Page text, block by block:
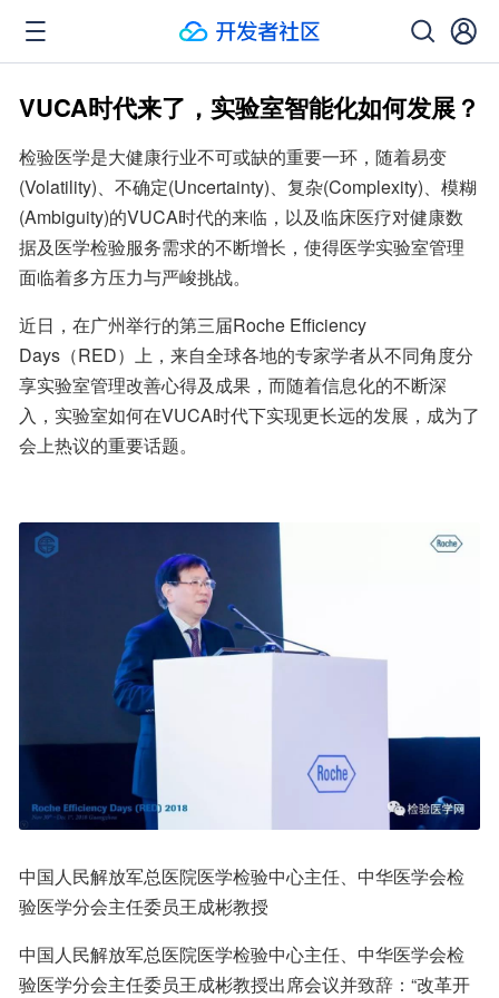
VUCA时代来了，实验室智能化如何发展？
检验医学是大健康行业不可或缺的重要一环，随着易变
(Volatility)、不确定(Uncertainty)、复杂(Complexity)、模糊
(Ambiguity)的VUCA时代的来临，以及临床医疗对健康数
据及医学检验服务需求的不断增长，使得医学实验室管理
面临着多方压力与严峻挑战。
近日，在广州举行的第三届Roche Efficiency
Days（RED）上，来自全球各地的专家学者从不同角度分
享实验室管理改善心得及成果，而随着信息化的不断深
入，实验室如何在VUCA时代下实现更长远的发展，成为了
会上热议的重要话题。
中国人民解放军总医院医学检验中心主任、中华医学会检
验医学分会主任委员王成彬教授
中国人民解放军总医院医学检验中心主任、中华医学会检
验医学分会主任委员王成彬教授出席会议并致辞：“改革开